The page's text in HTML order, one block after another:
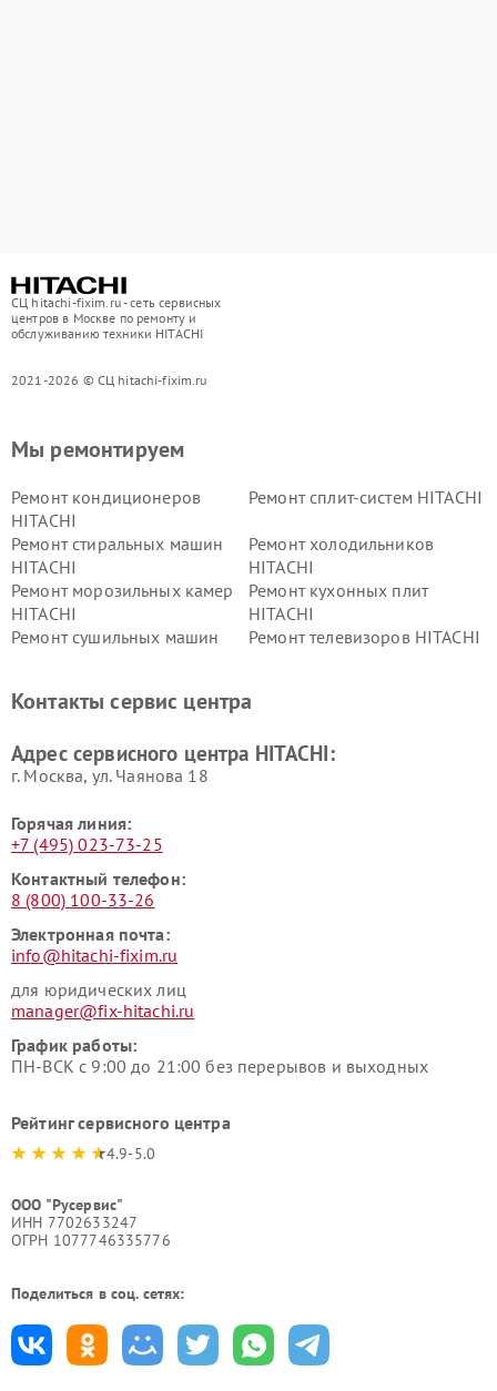
СЦ hitachi-fixim.ru - сеть сервисных
центров в Москве по ремонту и
обслуживанию техники HITACHI
2021-2026 © СЦ hitachi-fixim.ru
Мы ремонтируем
Ремонт кондиционеров
HITACHI
Ремонт сплит-систем HITACHI
Ремонт стиральных машин
HITACHI
Ремонт холодильников
HITACHI
Ремонт морозильных камер
HITACHI
Ремонт кухонных плит
HITACHI
Ремонт сушильных машин
Ремонт телевизоров HITACHI
данных HITACHI
HITACHI
HITACHI
HITACHI
Контакты сервис центра
Адрес сервисного центра HITACHI:
г. Москва, ул. Чаянова 18
Горячая линия:
+7 (495) 023-73-25
Контактный телефон:
8 (800) 100-33-26
Электронная почта:
info@hitachi-fixim.ru
для юридических лиц
manager@fix-hitachi.ru
График работы:
ПН-ВСК с 9:00 до 21:00 без перерывов и выходных
Рейтинг сервисного центра
4.9-5.0
ООО "Русервис"
ИНН 7702633247
ОГРН 1077746335776
Поделиться в соц. сетях: